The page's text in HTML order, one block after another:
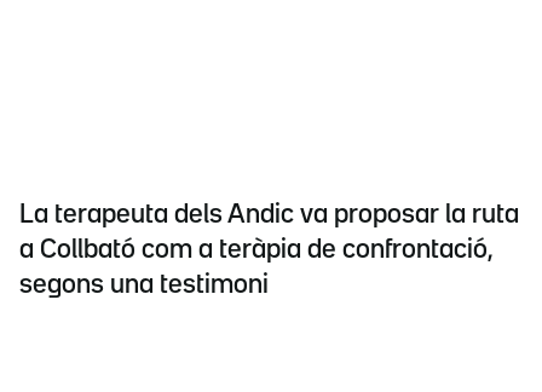
La terapeuta dels Andic va proposar la ruta
a Collbató com a teràpia de confrontació,
segons una testimoni